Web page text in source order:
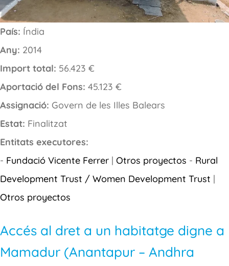
País: Índia
Any: 2014
Import total: 56.423 €
Aportació del Fons: 45.123 €
Assignació: Govern de les Illes Balears
Estat: Finalitzat
Entitats executores:
- Fundació Vicente Ferrer | Otros proyectos - Rural
Development Trust / Women Development Trust |
Otros proyectos
Accés al dret a un habitatge digne a
Mamadur (Anantapur – Andhra